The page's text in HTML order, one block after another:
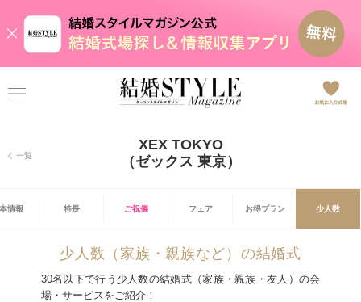
一覧
XEX TOKYO
（ゼックス 東京）
情報 特長 ご祝儀 フェア お得プラン 少人数
少人数（家族・親族など）の結婚式
30名以下で行う少人数の結婚式（家族・親族・友人）の会
場・サービスをご紹介！